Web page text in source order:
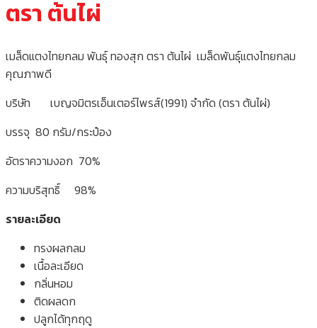
ตรา ต้นไผ่
เมล็ดแตงไทยกลม พันธุ์ ทองสุก ตรา ต้นไผ่ เมล็ดพันธุ์แตงไทยกลม
คุณภาพดี
บริษัท เบญจมิตรเอ็นเตอร์ไพรส์(1991) จำกัด (ตรา ต้นไผ่)
บรรจุ 80 กรัม/กระป๋อง
อัตราความงอก 70%
ความบริสุทธิ์ 98%
รายละเอียด
ทรงผลกลม
เนื้อละเอียด
กลิ่นหอม
ติดผลดก
ปลูกได้ทุกฤดู